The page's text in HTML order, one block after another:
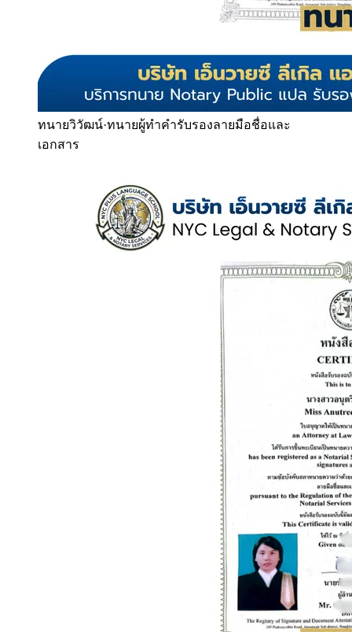
ทนายวิวัฒน์·ทนายผู้ทำคำรับรองลายมือชื่อและ
เอกสาร